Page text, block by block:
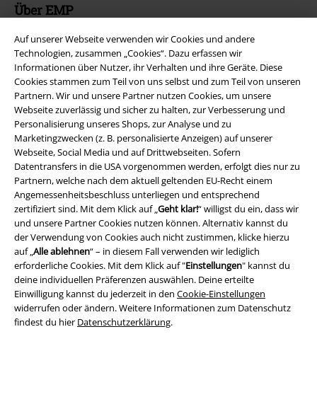
Auf unserer Webseite verwenden wir Cookies und andere
Technologien, zusammen „Cookies“. Dazu erfassen wir
Informationen über Nutzer, ihr Verhalten und ihre Geräte. Diese
Cookies stammen zum Teil von uns selbst und zum Teil von unseren
Partnern. Wir und unsere Partner nutzen Cookies, um unsere
Webseite zuverlässig und sicher zu halten, zur Verbesserung und
Personalisierung unseres Shops, zur Analyse und zu
Marketingzwecken (z. B. personalisierte Anzeigen) auf unserer
Webseite, Social Media und auf Drittwebseiten. Sofern
Datentransfers in die USA vorgenommen werden, erfolgt dies nur zu
Partnern, welche nach dem aktuell geltenden EU-Recht einem
Angemessenheitsbeschluss unterliegen und entsprechend
zertifiziert sind. Mit dem Klick auf „Geht klar!“ willigst du ein, dass wir
und unsere Partner Cookies nutzen können. Alternativ kannst du
der Verwendung von Cookies auch nicht zustimmen, klicke hierzu
auf „Alle ablehnen“ – in diesem Fall verwenden wir lediglich
erforderliche Cookies. Mit dem Klick auf "Einstellungen" kannst du
deine individuellen Präferenzen auswählen. Deine erteilte
Einwilligung kannst du jederzeit in den Cookie-Einstellungen
widerrufen oder ändern. Weitere Informationen zum Datenschutz
findest du hier Datenschutzerklärung.
Über EMP
EMP Events
Partnerprogramm
EMP Stores
Nachhaltigkeit
Jobs bei EMP
Community